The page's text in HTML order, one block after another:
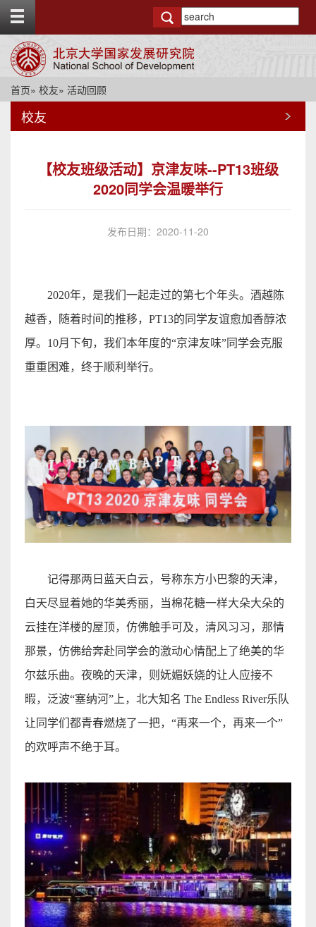
g
o
首页» 校友» 活动回顾
校友
【校友班级活动】京津友味--PT13班级
2020同学会温暖举行
发布日期：2020-11-20
2020年，是我们一起走过的第七个年头。酒越陈
越香，随着时间的推移， PT13的同学友谊愈加香醇浓
厚。 10月下旬，我们本年度的“京津友味”同学会克服
重重困难，终于顺利举行。
记得那两日蓝天白云，号称东方小巴黎的天津，
白天尽显着她的华美秀丽，当棉花糖一样大朵大朵的
云挂在洋楼的屋顶，仿佛触手可及，清风习习，那情
那景，仿佛给奔赴同学会的激动心情配上了绝美的华
尔兹乐曲。夜晚的天津，则妩媚妖娆的让人应接不
暇，泛波“塞纳河” 上，北大知名 The Endless River乐队
让同学们都青春燃烧了一把， “再来一个，再来一个”
的欢呼声不绝于耳。